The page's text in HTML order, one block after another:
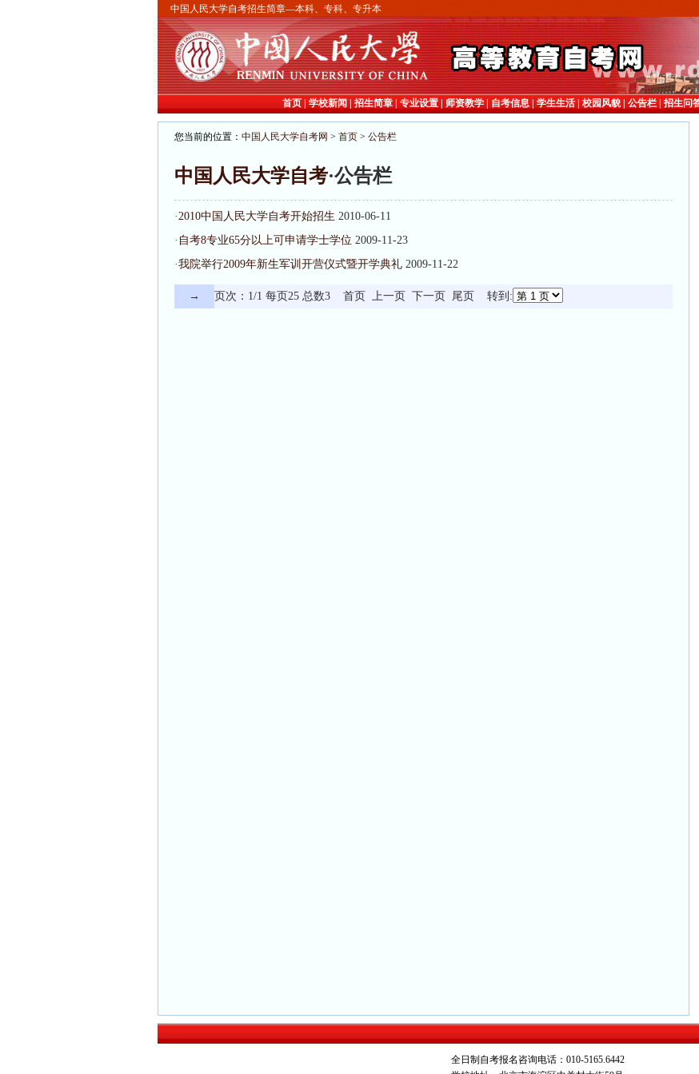
中国人民大学自考招生简章—本科、专科、专升本
首页| 学校新闻 招生简章| 专业设置| 师资教学| 自考信息| 学生生活| 校园风貌| 公告栏| 招生问
您当前的位置： 中国人民大学自考网 > 首页 > 公告栏
中国人民大学自考·公告栏
·2010中国人民大学自考开始招生 2010-06-11
· 自考8专业65分以上可申请学士学位 2009-11-23
·我院举行2009年新生军训开营仪式暨开学典礼 2009-11-22
→ 页次：1/1 每页25 总数3 首页 上一页 下一页 尾页 转到:
全日制自考报名咨询电话：010-5165.6442